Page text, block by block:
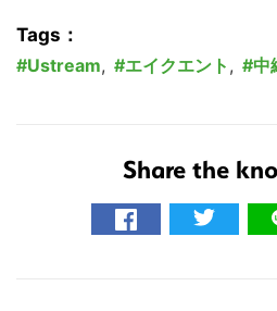
Tags：
Ustream, エイクエント , 中
Share the